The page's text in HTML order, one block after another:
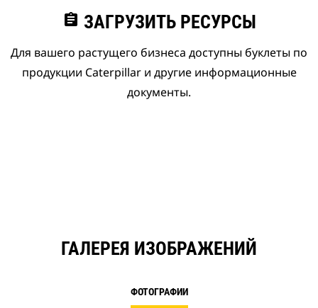
assignment ЗАГРУЗИТЬ РЕСУРСЫ
Для вашего растущего бизнеса доступны буклеты по
продукции Caterpillar и другие информационные
документы.
ГАЛЕРЕЯ ИЗОБРАЖЕНИЙ
ФОТОГРАФИИ